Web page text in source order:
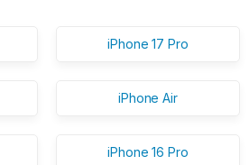
iPhone 17 Pro
iPhone Air
iPhone 16 Pro